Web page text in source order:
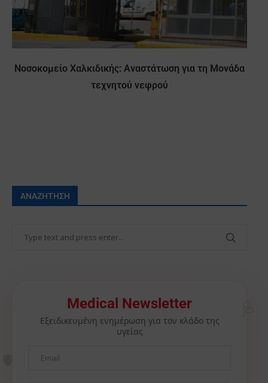
Νοσοκομείο Χαλκιδικής: Αναστάτωση για τη Μονάδα
τεχνητού νεφρού
ΑΝΑΖΉΤΗΣΗ
Medical Newsletter
Εξειδικευμένη ενημέρωση για τον κλάδο της
υγείας